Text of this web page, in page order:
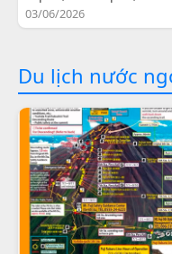
03/06/2026
Du lịch nước